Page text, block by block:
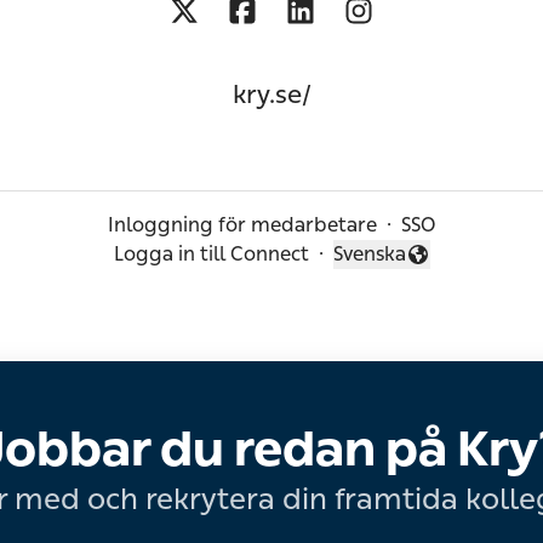
kry.se/
Inloggning för medarbetare · SSO
Logga in till Connect ·
Byt språk
Svenska
du redan på
med och rekrytera din framtida